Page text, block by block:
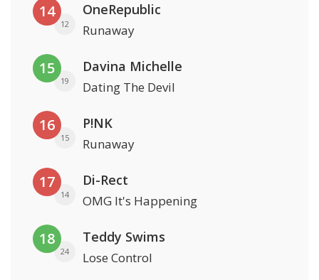
14
12
OneRepublic
Runaway
15
19
Davina Michelle
Dating The Devil
16
15
P!NK
Runaway
17
14
Di-Rect
OMG It's Happening
18
24
Teddy Swims
Lose Control